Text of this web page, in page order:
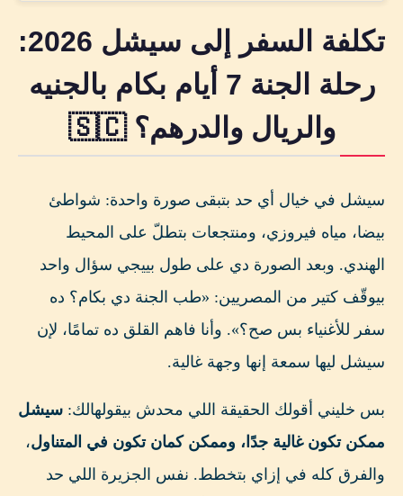
إيه اللي بتعيشه فعلًا في كل ميزانية؟
فروقات التكلفة بين جزر سيشل
برنامج سياحي مقترح لـ 7 أيام في سيشل
📘 حلمك أوروبا بعد سيشل؟
إدارة فلوسك في سيشل: كاش ولا كروت؟
أحسن وقت للسفر لسيشل من ناحية التكلفة
7 نصائح لتوفير تكلفة السفر إلى سيشل
📱 وفّر في النِت مع Airalo eSIM
جهّز شنطة سفرك لسيشل 🎒
📌 من الآخر
الأسئلة الشائعة عن تكلفة السفر إلى سيشل
تكلفة السفر إلى سيشل 2026:
رحلة الجنة 7 أيام بكام بالجنيه
والريال والدرهم؟ 🇸🇨
سيشل في خيال أي حد بتبقى صورة واحدة: شواطئ
بيضا، مياه فيروزي، ومنتجعات بتطلّ على المحيط
الهندي. وبعد الصورة دي على طول بييجي سؤال واحد
بيوقّف كتير من المصريين: «طب الجنة دي بكام؟ ده
سفر للأغنياء بس صح؟». وأنا فاهم القلق ده تمامًا، لإن
سيشل ليها سمعة إنها وجهة غالية.
بس خليني أقولك الحقيقة اللي محدش بيقولهالك: سيشل
ممكن تكون غالية جدًا، وممكن كمان تكون في المتناول،
والفرق كله في إزاي بتخطط. نفس الجزيرة اللي حد